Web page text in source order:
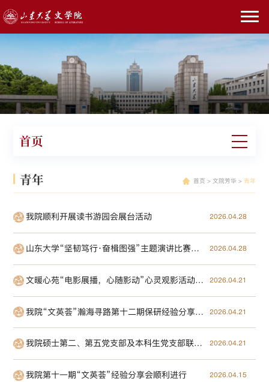
首页
青年 首页 > 文院芳华 > 青年
我院顺利开展读书游园会展台活动 2026.04.28
山东大学“坚韧笃行·奋楫图强”主题演讲比赛文学院赛暨第三届“SDU TALK”学生创新大讲堂活动顺利举行 2026.04.28
文暖心苑“电影展播，心随影动”心灵观影活动圆满完成 2026.04.21
我院“文英荟”瀚海寻路第十二期保研经验分享会顺利举行 2026.04.21
我院硕士第二、第五党支部及本科生党支部联合十三所高校举办“赓续文脉担使命，数智赋能谱新篇”学习研讨活动 2026.04.21
我院第十一期“文英荟”经验分享会顺利进行 2026.04.15